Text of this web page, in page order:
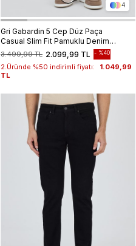
4
Gri Gabardin 5 Cep Düz Paça
Casual Slim Fit Pamuklu Denim
Pantolon 1023250150
2.099,99 TL
3.499,99 TL %40
2.Üründe %50 indirimli fiyatı:
1.049,99
TL